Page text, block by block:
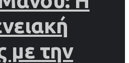
με την